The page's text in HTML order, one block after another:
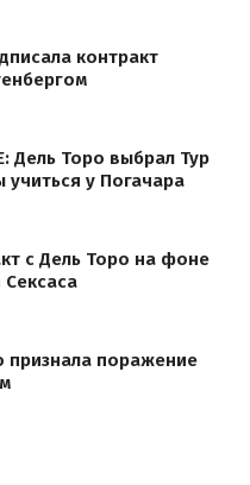
контракт
Дель Торо выбрал Тур
у Погачара
с Дель Торо на фоне
поражение